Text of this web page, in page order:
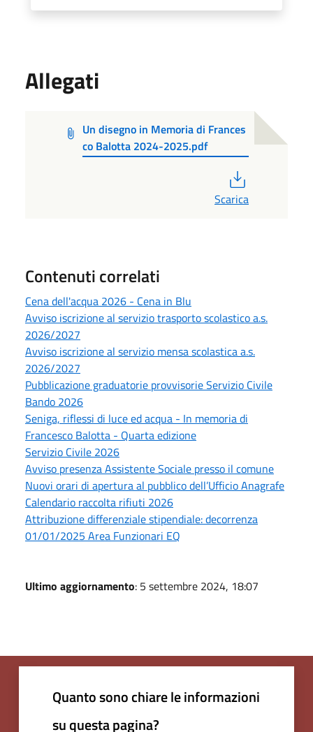
Allegati
Un disegno in Memoria di Frances
co Balotta 2024-2025.pdf
Scarica
Contenuti correlati
Cena dell'acqua 2026 - Cena in Blu
Avviso iscrizione al servizio trasporto scolastico a.s.
2026/2027
Avviso iscrizione al servizio mensa scolastica a.s.
2026/2027
Pubblicazione graduatorie provvisorie Servizio Civile
Bando 2026
Seniga, riflessi di luce ed acqua - In memoria di
Francesco Balotta - Quarta edizione
Servizio Civile 2026
Avviso presenza Assistente Sociale presso il comune
Nuovi orari di apertura al pubblico dell’Ufficio Anagrafe
Calendario raccolta rifiuti 2026
Attribuzione differenziale stipendiale: decorrenza
01/01/2025 Area Funzionari EQ
Ultimo aggiornamento: 5 settembre 2024, 18:07
Quanto sono chiare le informazioni
su questa pagina?